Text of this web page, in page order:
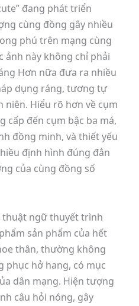
đang phát triển
cùng đồng gây nhiều
phú trên mạng cùng
ảnh này không chỉ phải
Hơn nữa đưa ra nhiều
dụng ráng, tương tự
niên. Hiểu rõ hơn về cụm
cấp đến cụm bậc ba má,
đồng minh, và thiết yếu
định hình đúng đắn
của cùng đồng số
thuật ngữ thuyết trình
sản phẩm của hết
thân, thường không
phục hở hang, có mục
dân mạng. Hiện tượng
câu hỏi nóng, gây